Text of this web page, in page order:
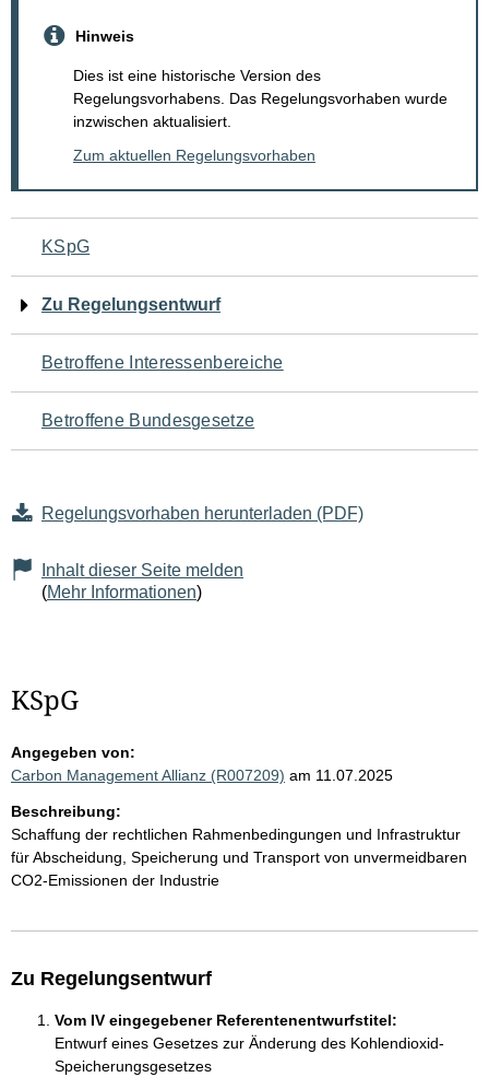
Hinweis
Dies ist eine historische Version des
Regelungsvorhabens. Das Regelungsvorhaben wurde
inzwischen aktualisiert.
Zum aktuellen Regelungsvorhaben
Navigation
für
den
Seiteninhalt
KSpG
Zu Regelungsentwurf
Betroffene Interessenbereiche
Betroffene Bundesgesetze
Regelungsvorhaben herunterladen (PDF)
Inhalt dieser Seite melden
(Mehr Informationen)
KSpG
Angegeben von:
Carbon Management Allianz (R007209) am 11.07.2025
Beschreibung:
Schaffung der rechtlichen Rahmenbedingungen und Infrastruktur
für Abscheidung, Speicherung und Transport von unvermeidbaren
CO2-Emissionen der Industrie
Zu Regelungsentwurf
Vom IV eingegebener Referentenentwurfstitel:
Entwurf eines Gesetzes zur Änderung des Kohlendioxid-
Speicherungsgesetzes